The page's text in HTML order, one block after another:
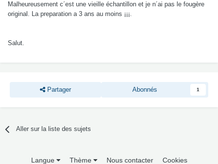
Malheureusement c´est une vieille échantillon et je n´ai pas le fougère
original. La preparation a 3 ans au moins ¡¡¡.
Salut.
Partager Abonnés 1
Aller sur la liste des sujets
Langue Thème Nous contacter Cookies